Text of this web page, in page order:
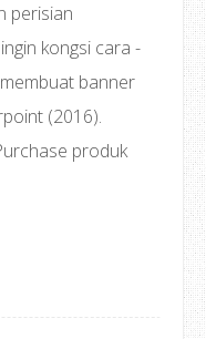
perisian
kongsi cara -
banner
(2016).
produk